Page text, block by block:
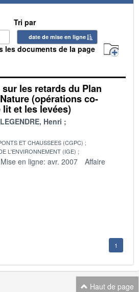
Tri par
date de mise en ligne
les documents de la page
les retards du Plan
(opérations co-
et les levées)
LEGENDRE, Henri
ET CHAUSSEES (CGPC)
L'ENVIRONNEMENT (IGE)
Mise en ligne: avr. 2007
Affaire
1
Haut de page